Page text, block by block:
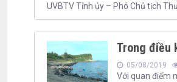
UVBTV Tỉnh ủy – Phó Chủ tịch
Trong điều
05/08/2019
Với quan điểm